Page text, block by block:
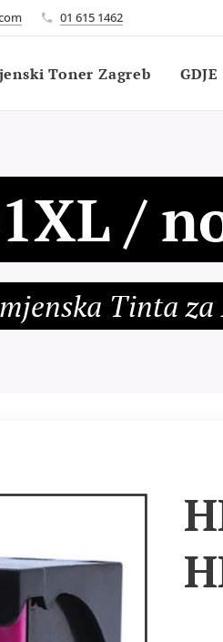
01 615 1462
Toner Zagreb
/
Tinta